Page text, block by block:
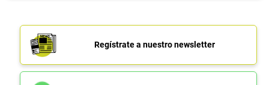
Regístrate a nuestro newsletter